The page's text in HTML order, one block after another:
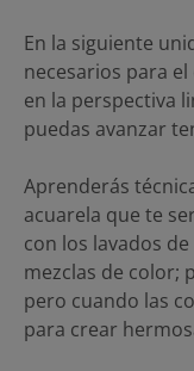
En la siguiente
necesarios para
en la perspectiva
puedas avanzar
Aprenderás
acuarela que te
con los lavados
mezclas de color;
pero cuando las
para crear